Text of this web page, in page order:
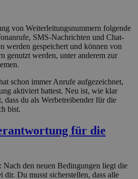
von Weiterleitungsnummern folgende
SMS-Nachrichten und Chat-
werden gespeichert und können von
genutzt werden, unter anderem zur
schon immer Anrufe aufgezeichnet,
aktiviert hattest. Neu ist, wie klar
du als Werbetreibender für die
bist.
für die
Nach den neuen Bedingungen liegt die
dir. Du musst sicherstellen, dass alle